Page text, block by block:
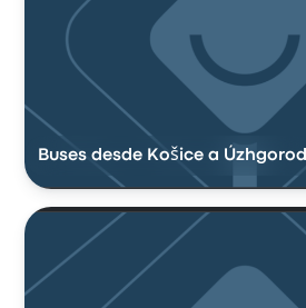
Buses desde Košice a Úzhgorod